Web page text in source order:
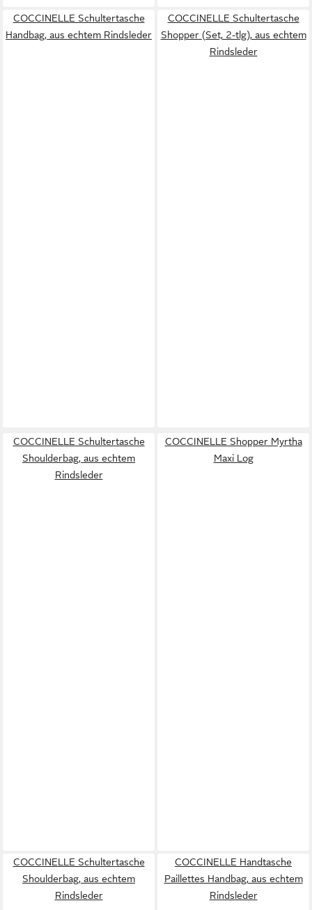
COCCINELLE Schultertasche
Handbag, aus echtem Rindsleder
COCCINELLE Schultertasche
Shopper (Set, 2-tlg), aus echtem
Rindsleder
COCCINELLE Schultertasche
Shoulderbag, aus echtem
Rindsleder
COCCINELLE Shopper Myrtha
Maxi Log
COCCINELLE Schultertasche
Shoulderbag, aus echtem
Rindsleder
COCCINELLE Handtasche
Paillettes Handbag, aus echtem
Rindsleder